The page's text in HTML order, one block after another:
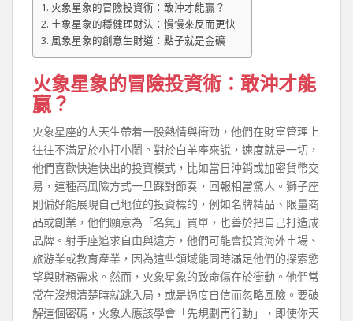
火象星象的冒險投資術：敢沖才能贏？
土象星象的穩健理財法：慢慢來反而更快
風象星象的創意生財道：點子就是金礦
火象星象的冒險投資術：敢沖才能
贏？
火象星座的人天生帶着一股熱情與衝勁，他們在財富管理上
往往不滿足於小打小鬧。對於白羊座來說，速度就是一切，
他們喜歡快進快出的投資模式，比如當日沖銷或加密貨幣交
易，這種高風險方式一旦踩對節奏，回報相當驚人。獅子座
則偏好能展現自己地位的投資標的，例如名牌精品、限量商
品或創業，他們願意為「名氣」買單，也善於把自己打造成
品牌。射手座追求自由與遠方，他們可能會投資海外市場、
旅游業或教育產業，因為這些領域能同時滿足他們的探索慾
望與財務需求。然而，火象星象的致命傷在於衝動。他們常
常在沒想清楚時就跳入局，或是過度自信而忽略風險。要破
解這個密碼，火象人應該學會「先規劃再行動」，即使你天